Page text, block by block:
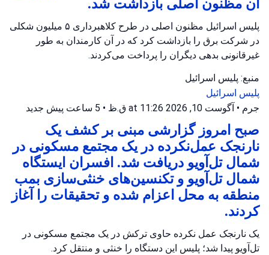
پلیس اسرائیل مظنون اصلی در طرح کلاهبرداری ۵ میلیون شکلی
در شرکت برق را بازداشت کرد که در آن کارمندان به طور
غیرقانونی بدهی دیگران را پرداخت می‌کردند.
منبع: پلیس اسرائیل
پلیس اسرائیل
جرم • آگوست 10, 2026 at 11:26 ق.ظ • 5 ساعت پیش جدید
صبح امروز گزارشی مبنی بر کشف یک
نارنجک عمل‌نکرده در یک مجتمع مسکونی در
شمال تل‌آویو دریافت شد. افسران ایستگاه
شمال تل‌آویو و تکنسین‌های خنثی‌سازی بمب
منطقه به محل اعزام شده و تحقیقات را آغاز
کردند.
یک نارنجک عمل نکرده حاوی ترکش در یک مجتمع مسکونی در
تل‌آویو پیدا شد؛ پلیس این دستگاه را خنثی و منتقل کرد.